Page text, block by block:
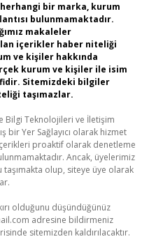
bir marka, kurum
bulunmamaktadır.
makaleler
içerikler haber niteliği
ve kişiler hakkında
kurum ve kişiler ile isim
Sitemizdeki bilgiler
taşımazlar.
Bilgi Teknolojileri ve İletişim
bir Yer Sağlayıcı olarak hizmet
proaktif olarak denetleme
Ancak, üyelerimiz
olup, siteye üye olarak
olduğunu düşündüğünüz
adresine bildirmeniz
sitemizden kaldırılacaktır.